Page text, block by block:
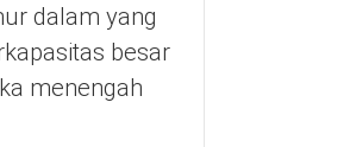
dalam yang
besar
menengah